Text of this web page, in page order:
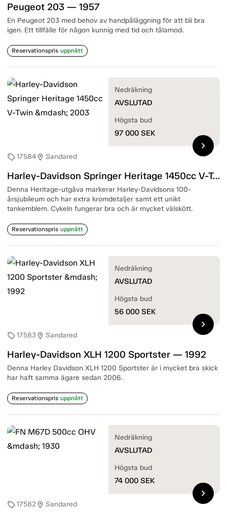
Peugeot 203 — 1957
En Peugeot 203 med behov av handpåläggning för att bli bra
igen. Ett tillfälle för någon kunnig med tid och tålamod.
Reservationspris uppnått
sell17584location_on Sandared
Harley-Davidson Springer Heritage 1450cc V-Twin — 2003
Denna Heritage-utgåva markerar Harley-Davidsons 100-
årsjubileum och har extra kromdetaljer samt ett unikt
tankemblem. Cykeln fungerar bra och är mycket välskött.
Reservationspris uppnått
Nedräkning
AVSLUTAD
Högsta bud
97 000 SEK
chevron_right
sell17583location_on Sandared
Harley-Davidson XLH 1200 Sportster — 1992
Denna Harley Davidson XLH 1200 Sportster är i mycket bra skick
har haft samma ägare sedan 2006.
Reservationspris uppnått
Nedräkning
AVSLUTAD
Högsta bud
56 000 SEK
chevron_right
sell17582location_on Sandared
Nedräkning
AVSLUTAD
Högsta bud
74 000 SEK
chevron_right